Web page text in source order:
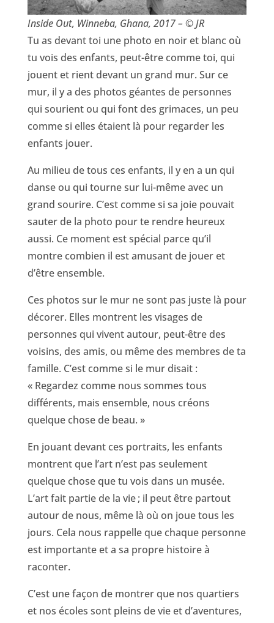
Inside Out, Winneba, Ghana, 2017 – © JR
Tu as devant toi une photo en noir et blanc où
tu vois des enfants, peut-être comme toi, qui
jouent et rient devant un grand mur. Sur ce
mur, il y a des photos géantes de personnes
qui sourient ou qui font des grimaces, un peu
comme si elles étaient là pour regarder les
enfants jouer.
Au milieu de tous ces enfants, il y en a un qui
danse ou qui tourne sur lui-même avec un
grand sourire. C’est comme si sa joie pouvait
sauter de la photo pour te rendre heureux
aussi. Ce moment est spécial parce qu’il
montre combien il est amusant de jouer et
d’être ensemble.
Ces photos sur le mur ne sont pas juste là pour
décorer. Elles montrent les visages de
personnes qui vivent autour, peut-être des
voisins, des amis, ou même des membres de ta
famille. C’est comme si le mur disait :
« Regardez comme nous sommes tous
différents, mais ensemble, nous créons
quelque chose de beau. »
En jouant devant ces portraits, les enfants
montrent que l’art n’est pas seulement
quelque chose que tu vois dans un musée.
L’art fait partie de la vie ; il peut être partout
autour de nous, même là où on joue tous les
jours. Cela nous rappelle que chaque personne
est importante et a sa propre histoire à
raconter.
C’est une façon de montrer que nos quartiers
et nos écoles sont pleins de vie et d’aventures,